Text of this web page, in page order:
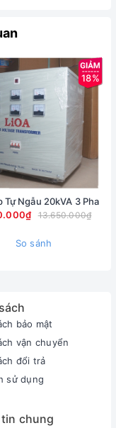
18%
Tự Ngẫu 20kVA 3 Pha
13.650.000₫
So sánh
bảo mật
vận chuyển
đổi trả
sử dụng
chung